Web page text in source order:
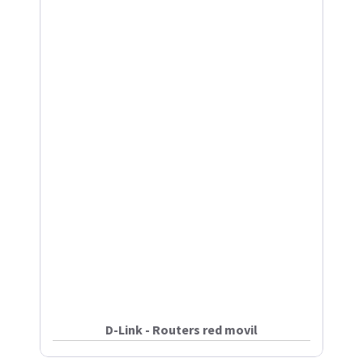
D-Link - Routers red movil